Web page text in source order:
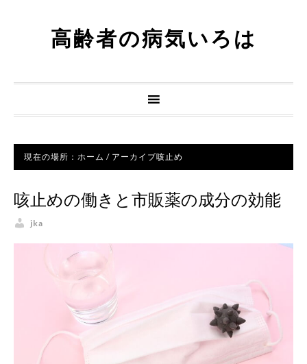
高齢者の病気いろは
現在の場所： ホーム / アーカイブ咳止め
咳止めの働きと市販薬の成分の効能
jka